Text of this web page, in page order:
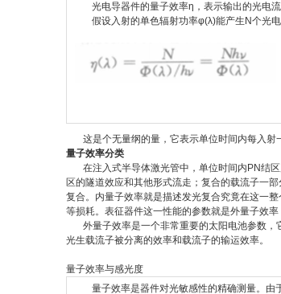
光电导器件的量子效率η，表示输出的光电流
假设入射的单色辐射功率φ(λ)能产生N个光电
这是个无量纲的量，它表示单位时间内每入射
量子效率分类
在注入式半导体激光管中，单位时间内PN结
区的隧道效应和其他形式流走；复合的载流子一
复合。内量子效率就是描述发光复合究竟在这一
等损耗。表征器件这一性能的参数就是外量子效率
外量子效率是一个非常重要的太阳电池参数，
光生载流子被分离的效率和载流子的输运效率。
量子效率与感光度
量子效率是器件对光敏感性的精确测量。